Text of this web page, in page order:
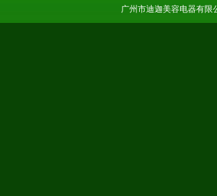
广州市迪迦美容电器有限